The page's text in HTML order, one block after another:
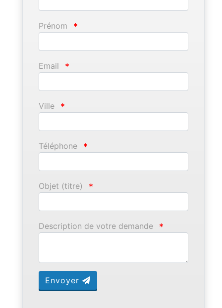
Prénom *
Email *
Ville *
Téléphone *
Objet (titre) *
Description de votre demande *
Envoyer